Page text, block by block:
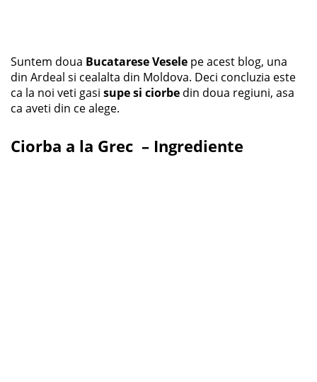
Suntem doua Bucatarese Vesele pe acest blog, una
din Ardeal si cealalta din Moldova. Deci concluzia este
ca la noi veti gasi supe si ciorbe din doua regiuni, asa
ca aveti din ce alege.
Ciorba a la Grec – Ingrediente